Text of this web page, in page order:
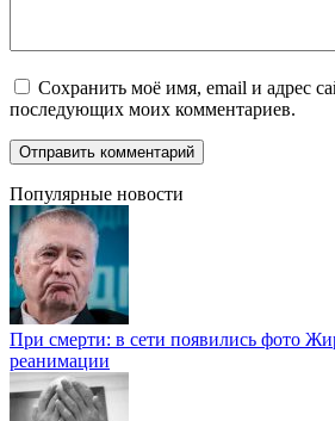
Сохранить моё имя, email и адрес
последующих моих комментариев.
Популярные новости
При смерти: в сети появились фото
реанимации